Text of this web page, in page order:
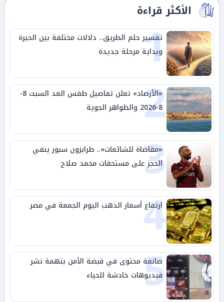
الأكثر قراءة
1
تفسير حلم الطريق.. دلالات مختلفة بين الحيرة
وبداية مرحلة جديدة
2
«الأرصاد» تعلن تفاصيل طقس الغد السبت 8-
8-2026 والظواهر الجوية
3
«مقاضاة للشائعات».. طرابزون سبور ينفي
الحجز على مستحقات محمد صلاح
4
ارتفاع أسعار الذهب اليوم الجمعة في مصر
5
صانعة محتوى في قبضة الأمن بتهمة نشر
فيديوهات خادشة للحياء